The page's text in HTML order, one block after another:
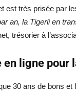
est très prisée par
an, la Tigerli en
trésorier à
en ligne pour
30 ans de bons